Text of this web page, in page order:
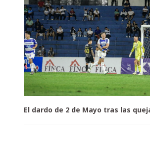
El dardo de 2 de Mayo tras las